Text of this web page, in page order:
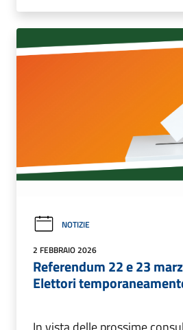
NOTIZIE
2 FEBBRAIO 2026
Referendum 22 e 23
Elettori